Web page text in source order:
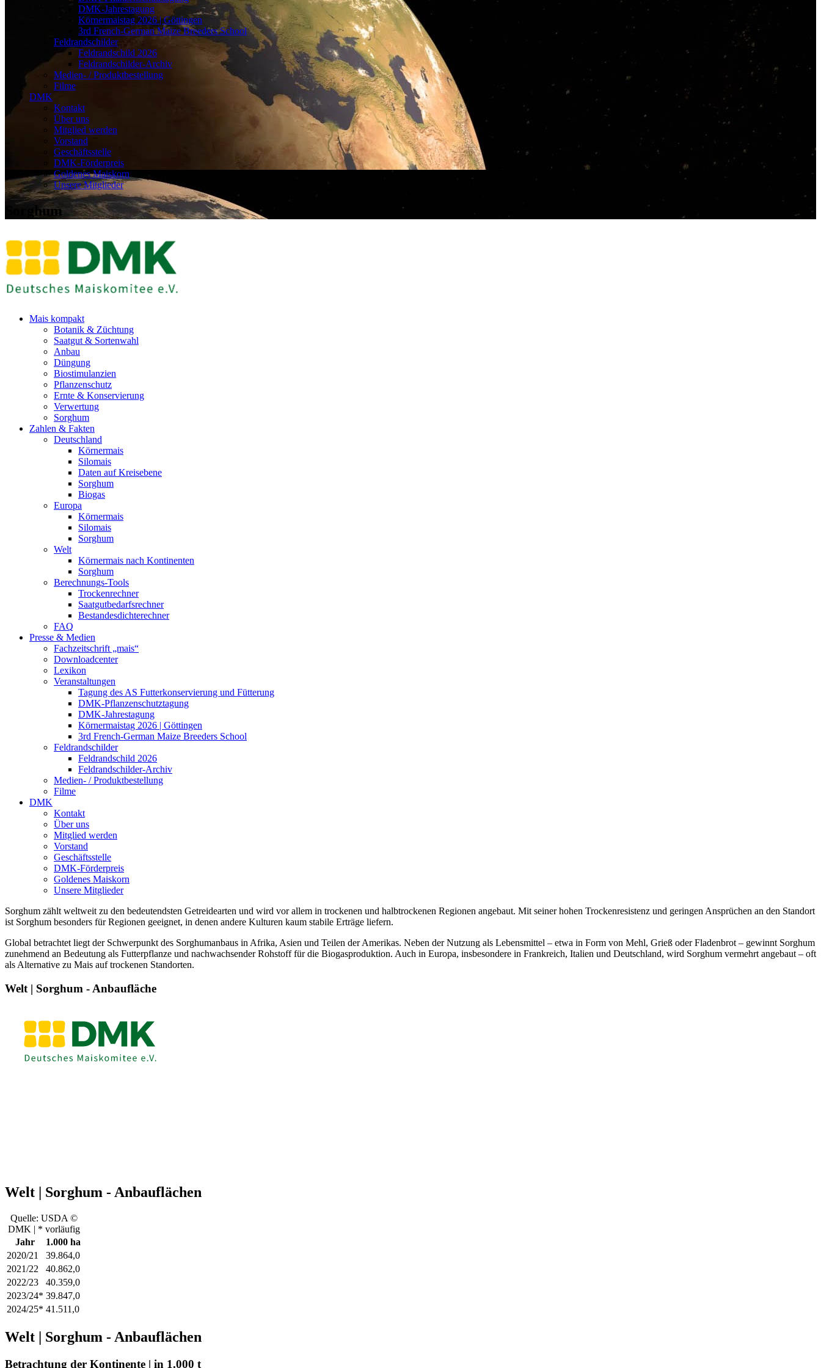
DMK-Jahrestagung
Körnermaistag 2026 | Göttingen
3rd French-German Maize Breeders School
Feldrandschilder
Feldrandschild 2026
Feldrandschilder-Archiv
Medien- / Produktbestellung
Filme
DMK
Kontakt
Über uns
Mitglied werden
Vorstand
Geschäftsstelle
DMK-Förderpreis
Goldenes Maiskorn
Unsere Mitglieder
Sorghum
Mais kompakt
Botanik & Züchtung
Saatgut & Sortenwahl
Anbau
Düngung
Biostimulanzien
Pflanzenschutz
Ernte & Konservierung
Verwertung
Sorghum
Zahlen & Fakten
Deutschland
Körnermais
Silomais
Daten auf Kreisebene
Sorghum
Biogas
Europa
Körnermais
Silomais
Sorghum
Welt
Körnermais nach Kontinenten
Sorghum
Berechnungs-Tools
Trockenrechner
Saatgutbedarfsrechner
Bestandesdichterechner
FAQ
Presse & Medien
Fachzeitschrift „mais“
Downloadcenter
Lexikon
Veranstaltungen
Tagung des AS Futterkonservierung und Fütterung
DMK-Pflanzenschutztagung
DMK-Jahrestagung
Körnermaistag 2026 | Göttingen
3rd French-German Maize Breeders School
Feldrandschilder
Feldrandschild 2026
Feldrandschilder-Archiv
Medien- / Produktbestellung
Filme
DMK
Kontakt
Über uns
Mitglied werden
Vorstand
Geschäftsstelle
DMK-Förderpreis
Goldenes Maiskorn
Unsere Mitglieder
Sorghum zählt weltweit zu den bedeutendsten Getreidearten und wird vor allem in trockenen und halbtrockenen Regionen angebaut. Mit seiner hohen Trockenresistenz und geringen Ansprüchen an den Standort
ist Sorghum besonders für Regionen geeignet, in denen andere Kulturen kaum stabile Erträge liefern.
Global betrachtet liegt der Schwerpunkt des Sorghumanbaus in Afrika, Asien und Teilen der Amerikas. Neben der Nutzung als Lebensmittel – etwa in Form von Mehl, Grieß oder Fladenbrot – gewinnt Sorghum
zunehmend an Bedeutung als Futterpflanze und nachwachsender Rohstoff für die Biogasproduktion. Auch in Europa, insbesondere in Frankreich, Italien und Deutschland, wird Sorghum vermehrt angebaut – oft
als Alternative zu Mais auf trockenen Standorten.
Welt | Sorghum - Anbaufläche
Welt | Sorghum - Anbauflächen
Quelle: USDA ©
DMK | * vorläufig
Jahr
1.000 ha
2020/21
39.864,0
2021/22
40.862,0
2022/23
40.359,0
2023/24* 39.847,0
2024/25* 41.511,0
Welt | Sorghum - Anbauflächen
Betrachtung der Kontinente | in 1.000 t